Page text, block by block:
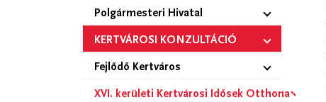
Polgármesteri Hivatal
KERTVÁROSI KONZULTÁCIÓ
Fejlődő Kertváros
XVI. kerületi Kertvárosi Idősek Otthona